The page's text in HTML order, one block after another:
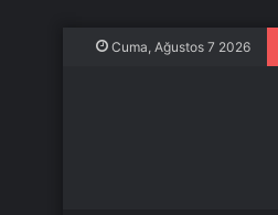
Cuma, Ağustos 7 2026